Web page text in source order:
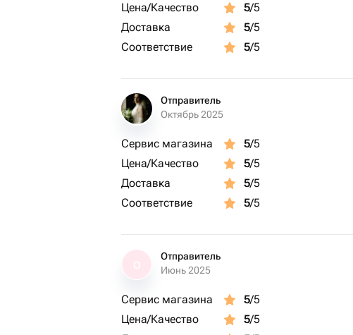
Цена/Качество
5/5
Доставка
5/5
Соответствие
5/5
Отправитель
Октябрь 2025
Сервис магазина 5/5
Цена/Качество
5/5
Доставка
5/5
Соответствие
5/5
Отправитель
Июнь 2025
Сервис магазина 5/5
Цена/Качество
5/5